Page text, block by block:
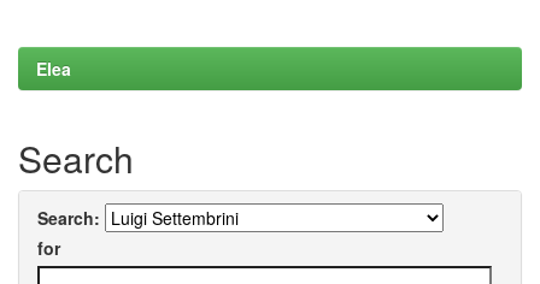
Elea
Search
Search:
for